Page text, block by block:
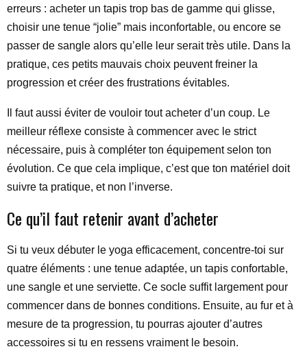
erreurs : acheter un tapis trop bas de gamme qui glisse,
choisir une tenue “jolie” mais inconfortable, ou encore se
passer de sangle alors qu’elle leur serait très utile. Dans la
pratique, ces petits mauvais choix peuvent freiner la
progression et créer des frustrations évitables.
Il faut aussi éviter de vouloir tout acheter d’un coup. Le
meilleur réflexe consiste à commencer avec le strict
nécessaire, puis à compléter ton équipement selon ton
évolution. Ce que cela implique, c’est que ton matériel doit
suivre ta pratique, et non l’inverse.
Ce qu’il faut retenir avant d’acheter
Si tu veux débuter le yoga efficacement, concentre-toi sur
quatre éléments : une tenue adaptée, un tapis confortable,
une sangle et une serviette. Ce socle suffit largement pour
commencer dans de bonnes conditions. Ensuite, au fur et à
mesure de ta progression, tu pourras ajouter d’autres
accessoires si tu en ressens vraiment le besoin.